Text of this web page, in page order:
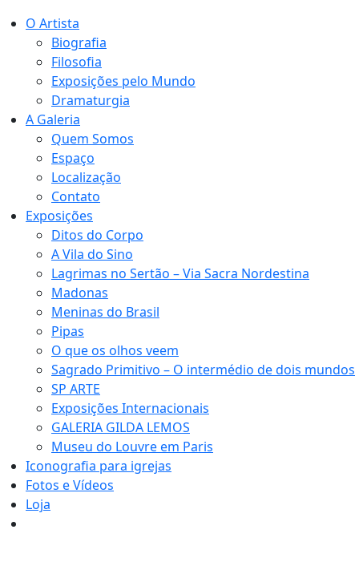
O Artista
Biografia
Filosofia
Exposições pelo Mundo
Dramaturgia
A Galeria
Quem Somos
Espaço
Localização
Contato
Exposições
Ditos do Corpo
A Vila do Sino
Lagrimas no Sertão – Via Sacra Nordestina
Madonas
Meninas do Brasil
Pipas
O que os olhos veem
Sagrado Primitivo – O intermédio de dois mundos
SP ARTE
Exposições Internacionais
GALERIA GILDA LEMOS
Museu do Louvre em Paris
Iconografia para igrejas
Fotos e Vídeos
Loja